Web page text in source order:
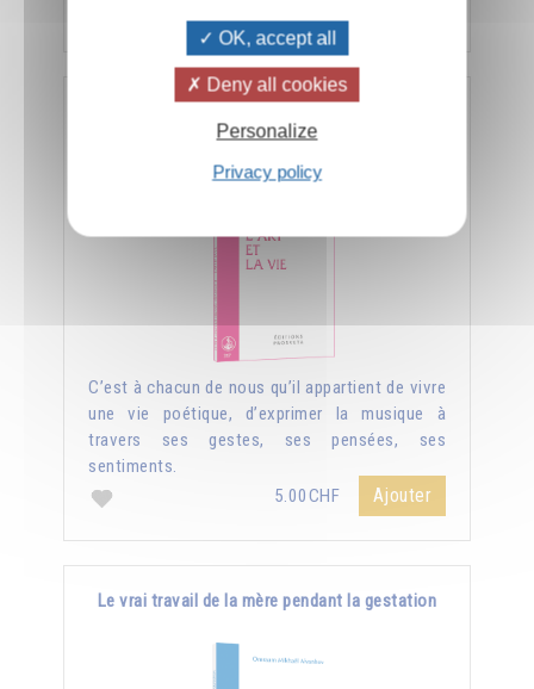
C’est à chacun de nous qu’il appartient de vivre
une vie poétique, d’exprimer la musique à
travers ses gestes, ses pensées, ses
sentiments.
5.00CHF
Ajouter
Le vrai travail de la mère pendant la gestation
OK, accept all
Deny all cookies
Personalize
Privacy policy